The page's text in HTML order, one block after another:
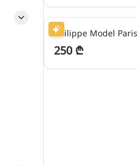
62₾/თვეში
Philippe Model
250 ₾